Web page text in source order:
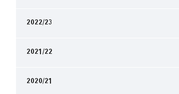
2022/23
2021/22
2020/21